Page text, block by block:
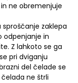
ne obremenjuje
zaklepa
odpenjanje in
Z lahkoto se ga
pri dviganju
del čelade se
ne štrli